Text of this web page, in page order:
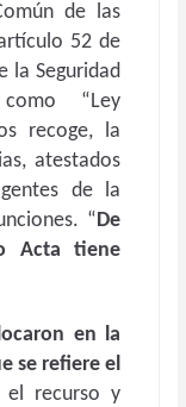
de las
52 de
la Seguridad
“Ley
recoge, la
atestados
de la
“De
Acta tiene
en la
se refiere el
el recurso y